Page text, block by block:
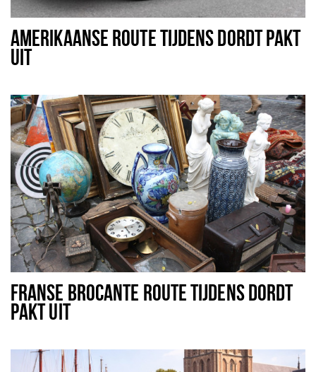
AMERIKAANSE ROUTE TIJDENS DORDT PAKT
UIT
FRANSE BROCANTE ROUTE TIJDENS DORDT
PAKT UIT